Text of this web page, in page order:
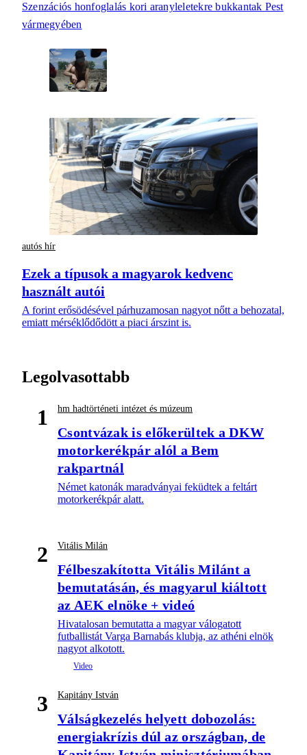
Szenzációs honfoglalás kori aranyleletekre bukkantak Pest
vármegyében
autós hír
Ezek a típusok a magyarok kedvenc
használt autói
A forint erősödésével párhuzamosan nagyot nőtt a behozatal,
emiatt mérséklődődött a piaci árszint is.
Legolvasottabb
1 hm hadtörténeti intézet és múzeum
Csontvázak is előkerültek a DKW
motorkerékpár alól a Bem
rakpartnál
Német katonák maradványai feküdtek a feltárt
motorkerékpár alatt.
2 Vitális Milán
Félbeszakította Vitális Milánt a
bemutatásán, és magyarul kiáltott
az AEK elnöke + videó
Hivatalosan bemutatta a magyar válogatott
futballistát Varga Barnabás klubja, az athéni elnök
nagyot alkotott.
3 Kapitány István
Válságkezelés helyett dobozolás:
energiakrízis dúl az országban, de